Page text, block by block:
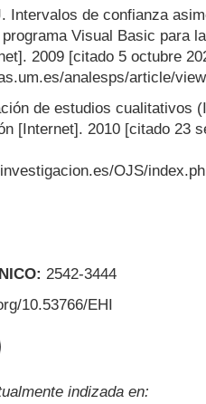
Intervalos de confianza
Visual Basic para
2009 [citado 5 octubre
analesps/article/
de estudios cualitativos
[Internet]. 2010 [citado 23
OJS/
2542-3444
10.53766/EHI
indizada en: